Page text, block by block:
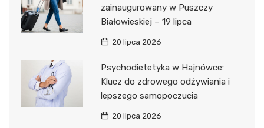
zainaugurowany w Puszczy
Białowieskiej – 19 lipca
20 lipca 2026
Psychodietetyka w Hajnówce:
Klucz do zdrowego odżywiania i
lepszego samopoczucia
20 lipca 2026